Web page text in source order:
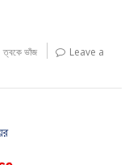
ত্বকে ভাঁজ
Leave a